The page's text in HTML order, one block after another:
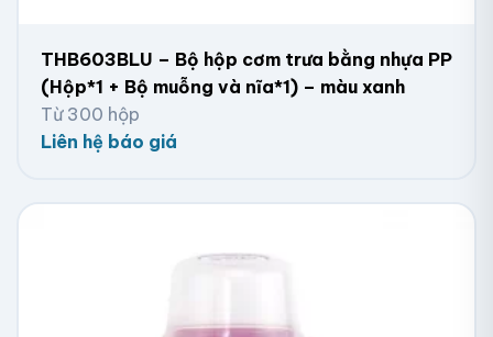
THB603BLU – Bộ hộp cơm trưa bằng nhựa PP
(Hộp*1 + Bộ muỗng và nĩa*1) – màu xanh
Từ 300 hộp
Liên hệ báo giá